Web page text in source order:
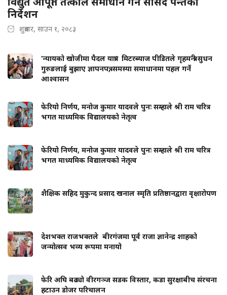
निर्देशन
शुक्रबार, साउन १, २०८३
‘न्यायको खोजीमा पैदल यात्रा’ मिटरब्याज पीडितले गृहमन्त्री सुधन
गुरुङलाई बुझाए ज्ञापनपत्र, समस्या समाधानमा पहल गर्ने
आश्वासन
फेरियो निर्णय, मनोज कुमार यादवले पुनः सम्हाले श्री राम चरित्र
भगत माध्यमिक विद्यालयको नेतृत्व
फेरियो निर्णय, मनोज कुमार यादवले पुनः सम्हाले श्री राम चरित्र
भगत माध्यमिक विद्यालयको नेतृत्व
शैक्षिक सहिद मुकुन्द प्रसाद खनाल स्मृति प्रतिष्ठानद्वारा वृक्षारोपण
देशभक्त राजभक्तले बीरगंजमा पूर्व राजा ज्ञानेन्द्र शाहको
जन्मोत्सव भव्य रूपमा मनायो
फेरि अघि बढ्यो वीरगञ्ज सडक विस्तार, कडा सुरक्षाबीच संरचना
हटाउन डोजर परिचालन